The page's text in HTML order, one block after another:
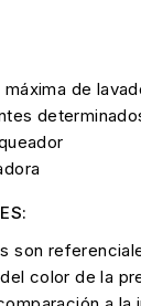
de
son
color de la